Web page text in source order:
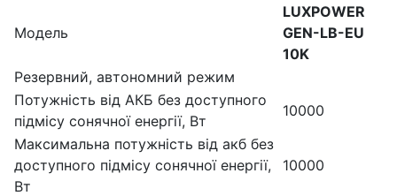
Модель
LUXPOWER
GEN-LB-EU
10K
Резервний, автономний режим
Потужність від АКБ без доступного
підмісу сонячної енергії, Вт
10000
Максимальна потужність від акб без
доступного підмісу сонячної енергії,
Вт
10000